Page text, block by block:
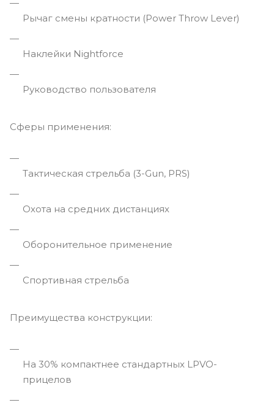
Рычаг смены кратности (Power Throw Lever)
Наклейки Nightforce
Руководство пользователя
Сферы применения:
Тактическая стрельба (3-Gun, PRS)
Охота на средних дистанциях
Оборонительное применение
Спортивная стрельба
Преимущества конструкции:
На 30% компактнее стандартных LPVO-
прицелов